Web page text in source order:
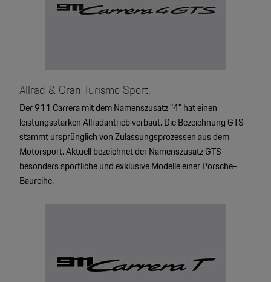
Allrad & Gran Turismo Sport.
Der 911 Carrera mit dem Namenszusatz "4" hat einen
leistungsstarken Allradantrieb verbaut. Die Bezeichnung GTS
stammt ursprünglich von Zulassungsprozessen aus dem
Motorsport. Aktuell bezeichnet der Namenszusatz GTS
besonders sportliche und exklusive Modelle einer Porsche-
Baureihe.